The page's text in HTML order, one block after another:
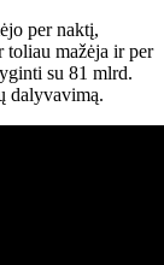
per naktį,
mažėja ir per
su 81 mlrd.
dalyvavimą.